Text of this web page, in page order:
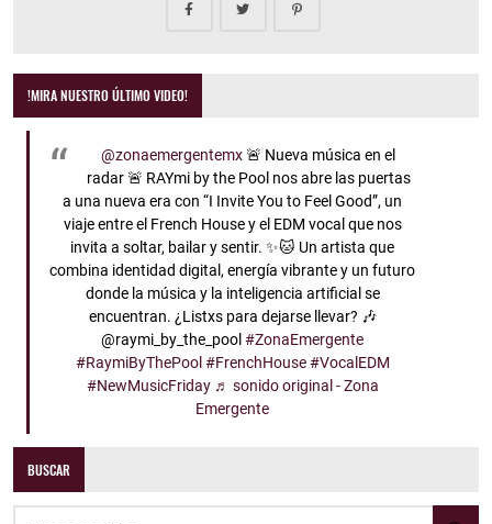
!MIRA NUESTRO ÚLTIMO VIDEO!
@zonaemergentemx🚨 Nueva música en el
radar 🚨 RAYmi by the Pool nos abre las puertas
a una nueva era con “I Invite You to Feel Good”, un
viaje entre el French House y el EDM vocal que nos
invita a soltar, bailar y sentir. ✨🐱 Un artista que
combina identidad digital, energía vibrante y un futuro
donde la música y la inteligencia artificial se
encuentran. ¿Listxs para dejarse llevar? 🎶
@raymi_by_the_pool#ZonaEmergente
#RaymiByThePool #FrenchHouse #VocalEDM
#NewMusicFriday ♬ sonido original - Zona
Emergente
BUSCAR